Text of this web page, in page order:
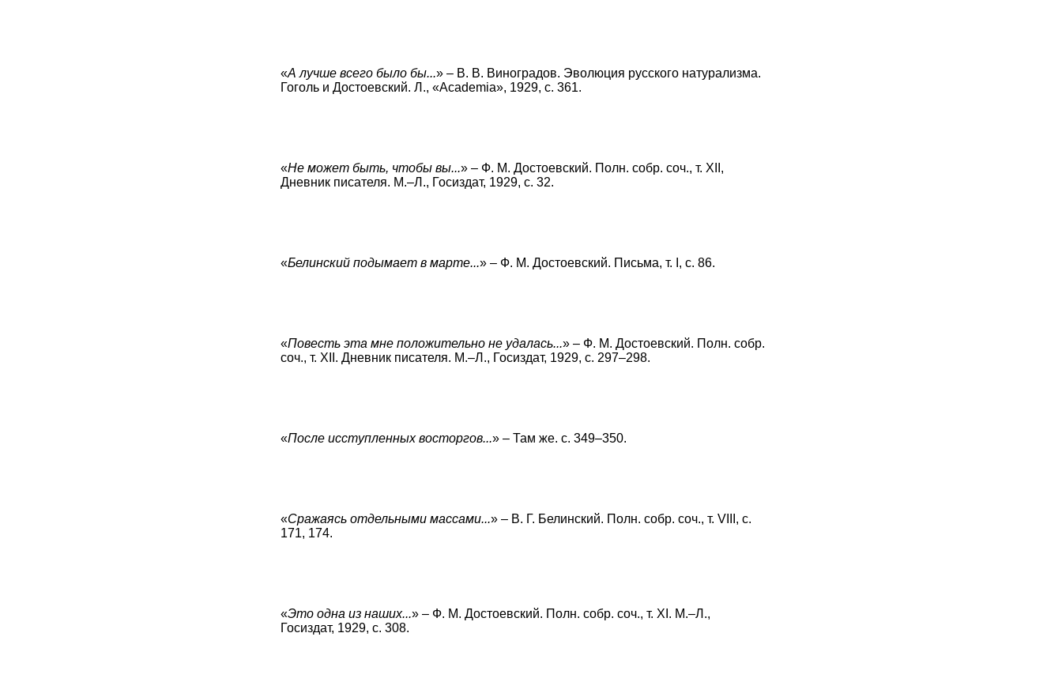
«А лучше всего было бы...» – В. В. Виноградов. Эволюция русского натурализма.
Гоголь и Достоевский. Л., «Academia», 1929, с. 361.
«Не может быть, чтобы вы...» – Ф. М. Достоевский. Полн. собр. соч., т. XII,
Дневник писателя. M.–Л., Госиздат, 1929, с. 32.
«Белинский подымает в марте...» – Ф. М. Достоевский. Письма, т. I, с. 86.
«Повесть эта мне положительно не удалась...» – Ф. М. Достоевский. Полн. собр.
соч., т. XII. Дневник писателя. M.–Л., Госиздат, 1929, с. 297–298.
«После исступленных восторгов...» – Там же. с. 349–350.
«Сражаясь отдельными массами...» – В. Г. Белинский. Полн. собр. соч., т. VIII, с.
171, 174.
«Это одна из наших...» – Ф. М. Достоевский. Полн. собр. соч., т. XI. M.–Л.,
Госиздат, 1929, с. 308.